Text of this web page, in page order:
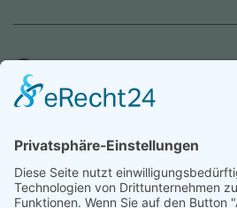
AGB
Impressum
Chatbot-Nutzungsbedingungen